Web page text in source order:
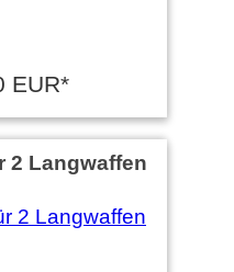
EUR*
2 Langwaffen